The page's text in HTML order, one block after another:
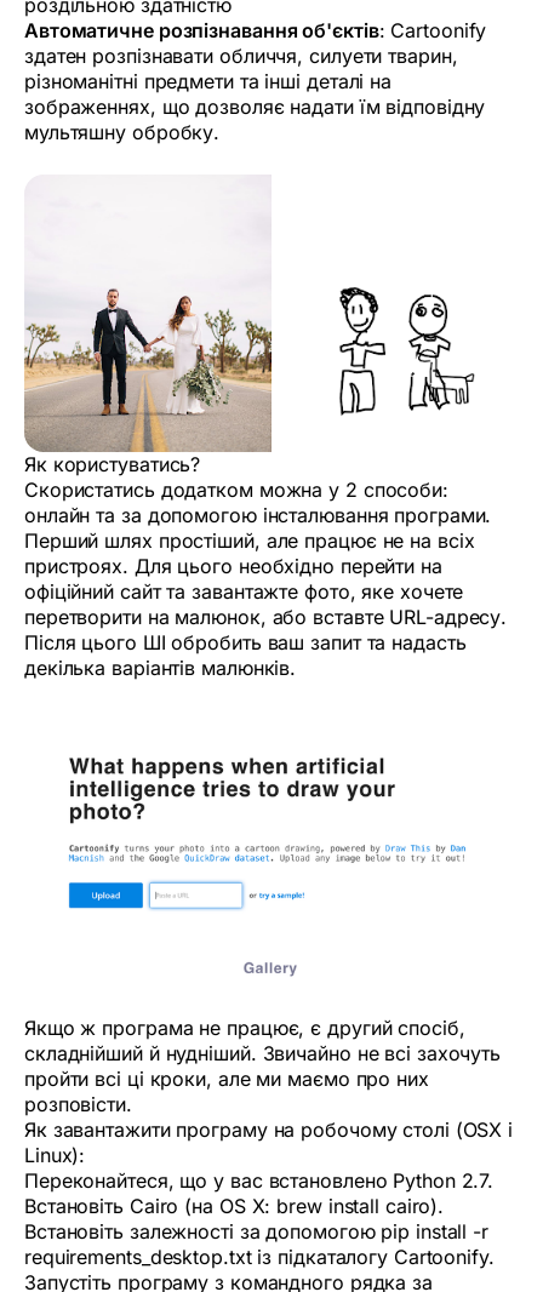
Автоматичне розпізнавання об'єктів: Сartoonify
здатен розпізнавати обличчя, силуети тварин,
різноманітні предмети та інші деталі на
зображеннях, що дозволяє надати їм відповідну
мультяшну обробку.
Як користуватись?
Скористатись додатком можна у 2 способи:
онлайн та за допомогою інсталювання програми.
Перший шлях простіший, але працює не на всіх
пристроях. Для цього необхідно перейти на
офіційний сайт та завантажте фото, яке хочете
перетворити на малюнок, або вставте URL-адресу.
Після цього ШІ обробить ваш запит та надасть
декілька варіантів малюнків.
Якщо ж програма не працює, є другий спосіб,
складнійший й нудніший. Звичайно не всі захочуть
пройти всі ці кроки, але ми маємо про них
розповісти.
Як завантажити програму на робочому столі (OSX і
Linux):
Переконайтеся, що у вас встановлено Python 2.7.
Встановіть Cairo (на OS X: brew install cairo).
Встановіть залежності за допомогою pip install -r
requirements_desktop.txt із підкаталогу Cartoonify.
Запустіть програму з командного рядка за